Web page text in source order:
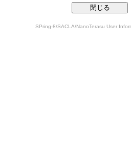
SPring-8/SACLA/NanoTerasu User